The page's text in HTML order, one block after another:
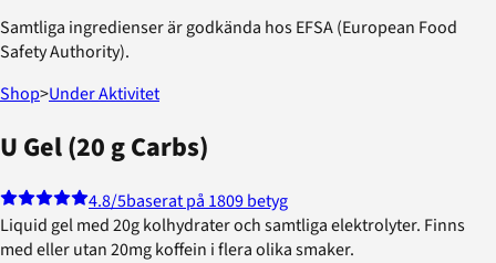
Samtliga ingredienser är godkända hos EFSA (European Food
Safety Authority).
Shop>Under Aktivitet
U Gel (20 g Carbs)
4.8/5baserat på 1809 betyg
Liquid gel med 20g kolhydrater och samtliga elektrolyter. Finns
med eller utan 20mg koffein i flera olika smaker.